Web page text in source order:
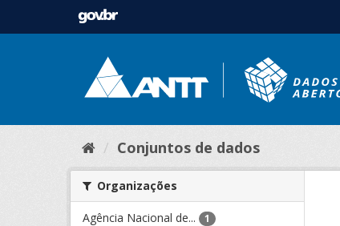
Conjuntos de dados
Organizações
Agência Nacional de... 1